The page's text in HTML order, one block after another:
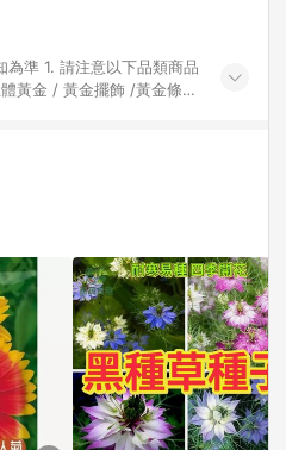
商品
黃金 / 黃金擺飾 /黃金條
(指定活動店家除外) 3. 訂